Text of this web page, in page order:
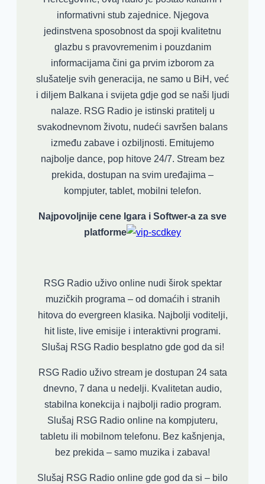
informativni stub zajednice. Njegova
jedinstvena sposobnost da spoji kvalitetnu
glazbu s pravovremenim i pouzdanim
informacijama čini ga prvim izborom za
slušatelje svih generacija, ne samo u BiH, već
i diljem Balkana i svijeta gdje god se naši ljudi
nalaze. RSG Radio je istinski pratitelj u
svakodnevnom životu, nudeći savršen balans
između zabave i ozbiljnosti. Emitujemo
najbolje dance, pop hitove 24/7. Stream bez
prekida, dostupan na svim uređajima –
kompjuter, tablet, mobilni telefon.
Najpovoljnije cene Igara i Softwer-a za sve
platforme
RSG Radio uživo online nudi širok spektar
muzičkih programa – od domaćih i stranih
hitova do evergreen klasika. Najbolji voditelji,
hit liste, live emisije i interaktivni programi.
Slušaj RSG Radio besplatno gde god da si!
RSG Radio uživo stream je dostupan 24 sata
dnevno, 7 dana u nedelji. Kvalitetan audio,
stabilna konekcija i najbolji radio program.
Slušaj RSG Radio online na kompjuteru,
tabletu ili mobilnom telefonu. Bez kašnjenja,
bez prekida – samo muzika i zabava!
Slušaj RSG Radio online gde god da si – bilo